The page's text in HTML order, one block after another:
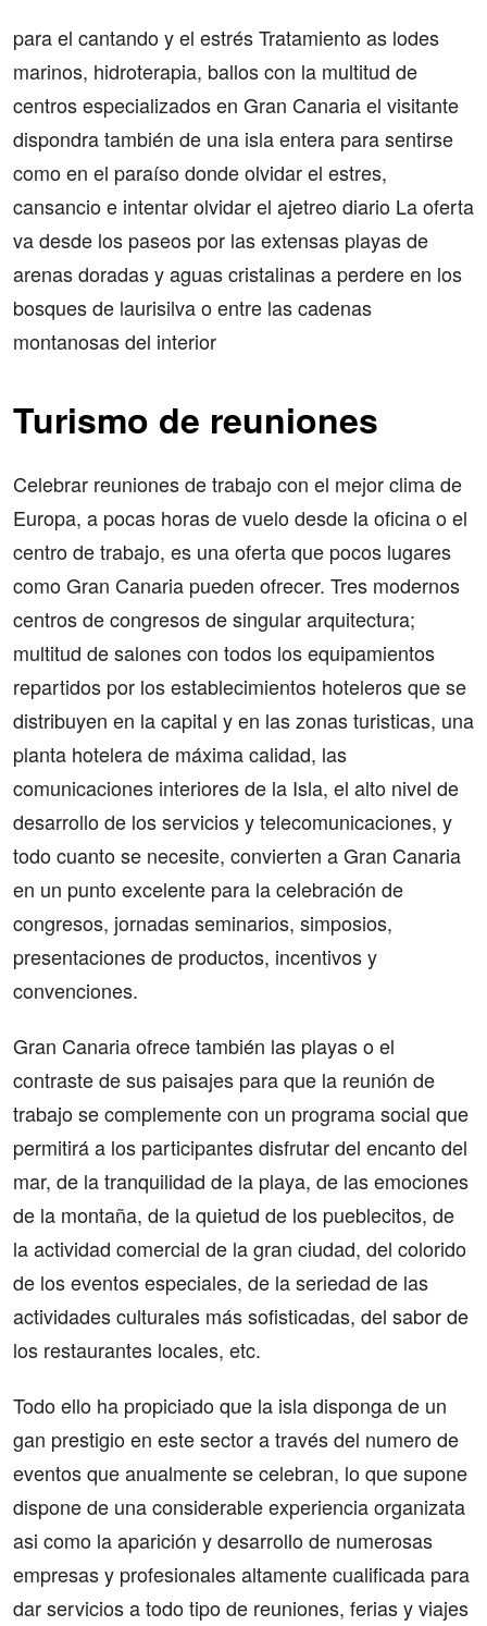
para el cantando y el estrés Tratamiento as lodes
marinos, hidroterapia, ballos con la multitud de
centros especializados en Gran Canaria el visitante
dispondra también de una isla entera para sentirse
como en el paraíso donde olvidar el estres,
cansancio e intentar olvidar el ajetreo diario La oferta
va desde los paseos por las extensas playas de
arenas doradas y aguas cristalinas a perdere en los
bosques de laurisilva o entre las cadenas
montanosas del interior
Turismo de reuniones
Celebrar reuniones de trabajo con el mejor clima de
Europa, a pocas horas de vuelo desde la oficina o el
centro de trabajo, es una oferta que pocos lugares
como Gran Canaria pueden ofrecer. Tres modernos
centros de congresos de singular arquitectura;
multitud de salones con todos los equipamientos
repartidos por los establecimientos hoteleros que se
distribuyen en la capital y en las zonas turisticas, una
planta hotelera de máxima calidad, las
comunicaciones interiores de la Isla, el alto nivel de
desarrollo de los servicios y telecomunicaciones, y
todo cuanto se necesite, convierten a Gran Canaria
en un punto excelente para la celebración de
congresos, jornadas seminarios, simposios,
presentaciones de productos, incentivos y
convenciones.
Gran Canaria ofrece también las playas o el
contraste de sus paisajes para que la reunión de
trabajo se complemente con un programa social que
permitirá a los participantes disfrutar del encanto del
mar, de la tranquilidad de la playa, de las emociones
de la montaña, de la quietud de los pueblecitos, de
la actividad comercial de la gran ciudad, del colorido
de los eventos especiales, de la seriedad de las
actividades culturales más sofisticadas, del sabor de
los restaurantes locales, etc.
Todo ello ha propiciado que la isla disponga de un
gan prestigio en este sector a través del numero de
eventos que anualmente se celebran, lo que supone
dispone de una considerable experiencia organizata
asi como la aparición y desarrollo de numerosas
empresas y profesionales altamente cualificada para
dar servicios a todo tipo de reuniones, ferias y viajes